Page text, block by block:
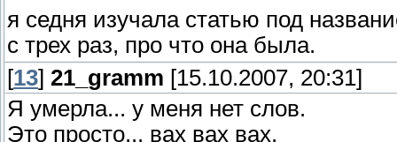
я седня изучала статью под
с трех раз, про что она была.
[13] 21_gramm [15.10.2007, 20:31]
Я умерла... у меня нет слов.
Это просто... вах вах вах.